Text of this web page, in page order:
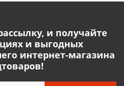
и получайте
и выгодных
интернет-магазина